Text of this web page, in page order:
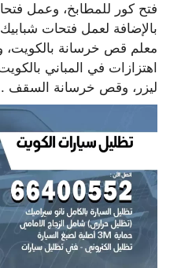
فتح كور للمطابخ، وعمل
بالإضافة لعمل فتحات
معلم قص خرسانة بالكويت،
اهتزازات في المباني
ليزر، وقص خرسانة السقف